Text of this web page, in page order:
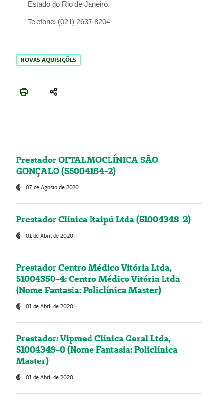
Estado do Rio de Janeiro.
Telefone: (021) 2637-8204
NOVAS AQUISIÇÕES
Prestador OFTALMOCLÍNICA SÃO
GONÇALO (55004164-2)
07 de Agosto de 2020
Prestador Clínica Itaipú Ltda (51004348-2)
01 de Abril de 2020
Prestador Centro Médico Vitória Ltda,
51004350-4: Centro Médico Vitória Ltda
(Nome Fantasia: Policlínica Master)
01 de Abril de 2020
Prestador: Vipmed Clínica Geral Ltda,
51004349-0 (Nome Fantasia: Policlínica
Master)
01 de Abril de 2020